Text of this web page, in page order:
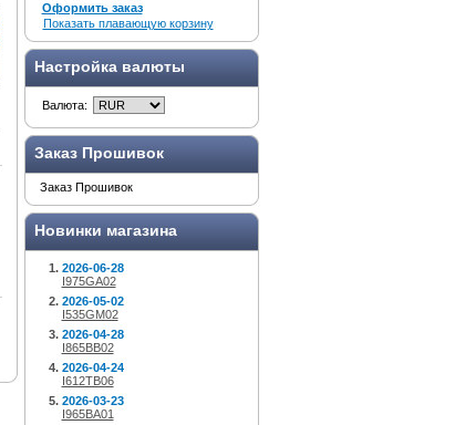
Оформить заказ
Показать плавающую корзину
Настройка валюты
Валюта:
Заказ Прошивок
Заказ Прошивок
Новинки магазина
2026-06-28
I975GA02
2026-05-02
I535GM02
2026-04-28
I865BB02
2026-04-24
I612TB06
2026-03-23
I965BA01